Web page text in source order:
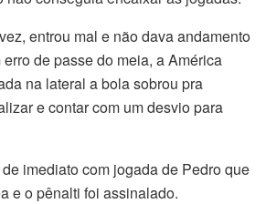
entrou mal e não dava andamento
de passe do meia, a América
na lateral a bola sobrou pra
e contar com um desvio para
imediato com jogada de Pedro que
e o pênalti foi assinalado.